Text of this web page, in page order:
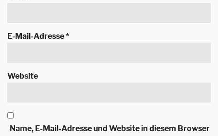
E-Mail-Adresse*
Website
Name, E-Mail-Adresse und Website in diesem Browser